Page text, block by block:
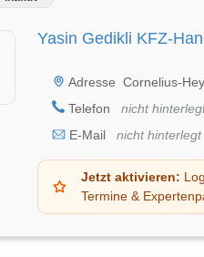
Yasin Gedikli KFZ-
Adresse Cornelius-
Telefon
nicht
E-Mail
nicht hinterlegt
Jetzt aktivieren:
Termine &